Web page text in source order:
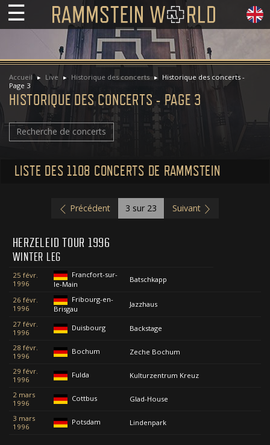
☰
Accueil Live Historique des concerts
Historique des concerts -
Page 3
HISTORIQUE DES CONCERTS - PAGE 3
Recherche de concerts
LISTE DES 1108 CONCERTS DE RAMMSTEIN
Précédent 3 sur 23 Suivant
HERZELEID TOUR 1996
WINTER LEG
25 févr.
1996
Francfort-sur-
le-Main
Batschkapp
26 févr.
1996
Fribourg-en-
Brisgau
Jazzhaus
27 févr.
1996
Duisbourg Backstage
28 févr.
1996
Bochum Zeche Bochum
29 févr.
1996
Fulda Kulturzentrum Kreuz
2 mars
1996
Cottbus Glad-House
3 mars
1996
Potsdam Lindenpark